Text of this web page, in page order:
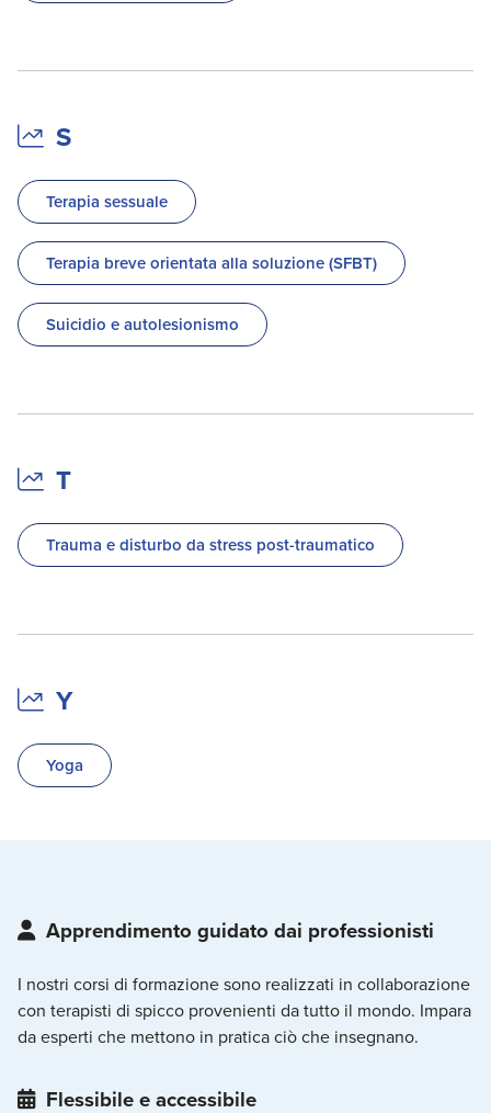
S
Terapia sessuale
Terapia breve orientata alla soluzione (SFBT)
Suicidio e autolesionismo
T
Trauma e disturbo da stress post-traumatico
Y
Yoga
Apprendimento guidato dai professionisti
I nostri corsi di formazione sono realizzati in collaborazione
con terapisti di spicco provenienti da tutto il mondo. Impara
da esperti che mettono in pratica ciò che insegnano.
Flessibile e accessibile